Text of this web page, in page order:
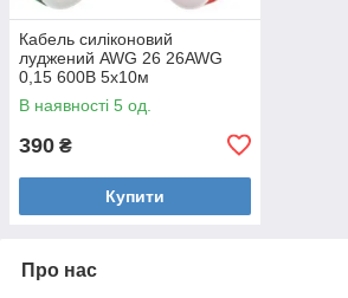
Кабель силіконовий
луджений AWG 26 26AWG
0,15 600В 5x10м
В наявності 5 од.
390 ₴
Купити
Про нас